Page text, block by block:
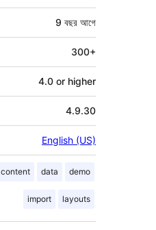
9 বছর আগে
300+
4.0 or higher
4.9.30
English (US)
content data demo
import layouts